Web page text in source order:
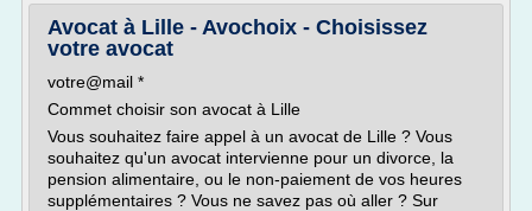
Avocat à Lille - Avochoix - Choisissez
votre avocat
votre@mail *
Commet choisir son avocat à Lille
Vous souhaitez faire appel à un avocat de Lille ? Vous
souhaitez qu'un avocat intervienne pour un divorce, la
pension alimentaire, ou le non-paiement de vos heures
supplémentaires ? Vous ne savez pas où aller ? Sur